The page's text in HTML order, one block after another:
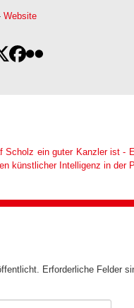
Website
Scholz ein guter Kanzler ist -
künstlicher Intelligenz in der
Erforderliche Felder